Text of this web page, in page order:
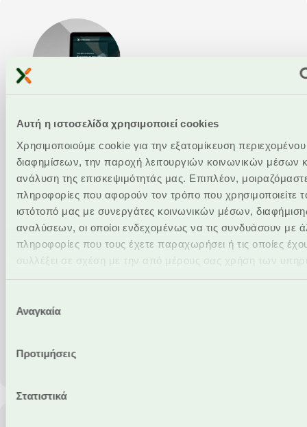
Αυτή η ιστοσελίδα χρησιμοποιεί cookies
Χρησιμοποιούμε cookie για την εξατομίκευση περιεχομένου
διαφημίσεων, την παροχή λειτουργιών κοινωνικών μέσων
ανάλυση της επισκεψιμότητάς μας. Επιπλέον,
πληροφορίες που αφορούν τον τρόπο που χρησιμοποιείτε
ιστότοπό μας με συνεργάτες κοινωνικών μέσων,
αναλύσεων, οι οποίοι ενδεχομένως να τις συνδυάσουν με
πληροφορίες που τους έχετε παραχωρήσει ή τις οποίες
συλλέξει σε σχέση με την από μέρους σας χρήση των
τους.
συγκατάθεσης
Αναγκαία
Προτιμήσεις
Στατιστικά
Εbanking, Πάγιες Εντολές
Θέλετε να πληρώνετε εμπρόθεσμα και αυτόματα
τις τακτικές οφειλές σας;
Δείτε πως θα ορίσετε πάγιες εντολές
Video
Player